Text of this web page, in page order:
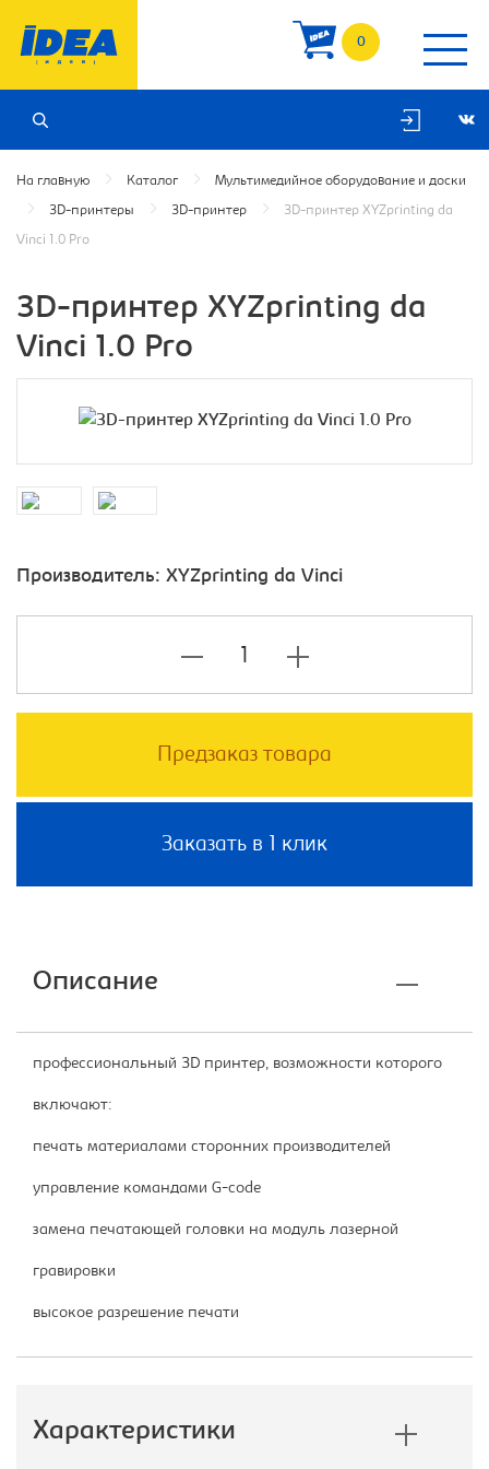
0
На главную Каталог Мультимедийное оборудование и доски
3D-принтеры 3D-принтер 3D-принтер XYZprinting da
Vinci 1.0 Pro
3D-принтер XYZprinting da
Vinci 1.0 Pro
Производитель: XYZprinting da Vinci
Предзаказ товара
Заказать в 1 клик
Описание
профессиональный 3D принтер, возможности которого
включают:
печать материалами сторонних производителей
управление командами G-code
замена печатающей головки на модуль лазерной
гравировки
высокое разрешение печати
Характеристики